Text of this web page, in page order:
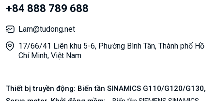
+84 888 789 688
Lam@tudong.net
17/66/41 Liên khu 5-6, Phường Bình Tân, Thành phố Hồ
Chí Minh, Việt Nam
Thiết bị truyền động: Biến tần SINAMICS G110/G120/G130,